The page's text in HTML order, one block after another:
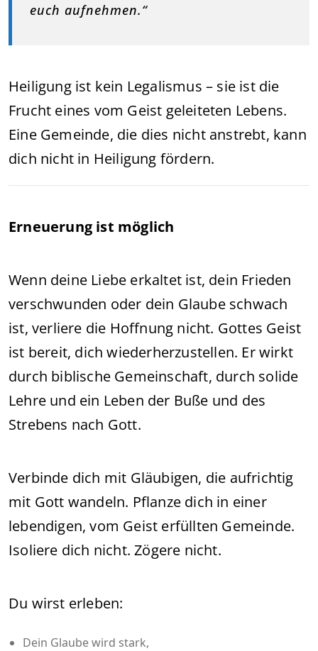
euch aufnehmen.“
Heiligung ist kein Legalismus – sie ist die
Frucht eines vom Geist geleiteten Lebens.
Eine Gemeinde, die dies nicht anstrebt, kann
dich nicht in Heiligung fördern.
Erneuerung ist möglich
Wenn deine Liebe erkaltet ist, dein Frieden
verschwunden oder dein Glaube schwach
ist, verliere die Hoffnung nicht. Gottes Geist
ist bereit, dich wiederherzustellen. Er wirkt
durch biblische Gemeinschaft, durch solide
Lehre und ein Leben der Buße und des
Strebens nach Gott.
Verbinde dich mit Gläubigen, die aufrichtig
mit Gott wandeln. Pflanze dich in einer
lebendigen, vom Geist erfüllten Gemeinde.
Isoliere dich nicht. Zögere nicht.
Du wirst erleben:
Dein Glaube wird stark,